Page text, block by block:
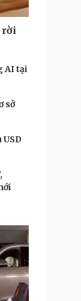
rời
AI tại
sở